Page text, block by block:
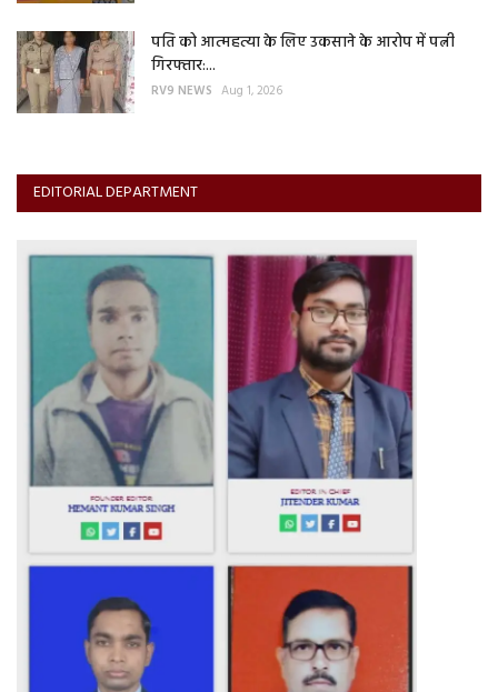
पति को आत्महत्या के लिए उकसाने के आरोप में पत्नी
गिरफ्तार:...
RV9 NEWS Aug 1, 2026
EDITORIAL DEPARTMENT